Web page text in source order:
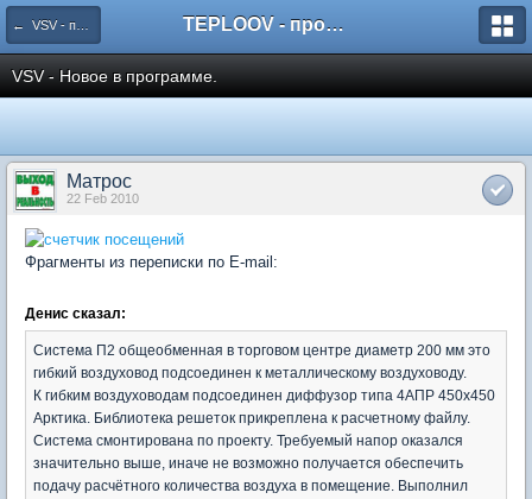
← VSV - программа для аэродинамического расчета систем вентиляции, аспирации и пневмотранспорта. TEPLOOV - программный комплекс для расчёта систем отопления и вентиляции
VSV - Новое в программе.
Матрос
22 Feb 2010
Фрагменты из переписки по E-mail:
Денис сказал:
Система П2 общеобменная в торговом центре диаметр 200 мм это
гибкий воздуховод подсоединен к металлическому воздуховоду.
К гибким воздуховодам подсоединен диффузор типа 4АПР 450х450
Арктика. Библиотека решеток прикреплена к расчетному файлу.
Система смонтирована по проекту. Требуемый напор оказался
значительно выше, иначе не возможно получается обеспечить
подачу расчётного количества воздуха в помещение. Выполнил